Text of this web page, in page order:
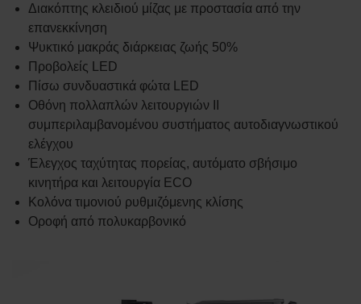
Διακόπτης κλειδιού μίζας με προστασία από την
επανεκκίνηση
Ψυκτικό μακράς διάρκειας ζωής 50%
Προβολείς LED
Πίσω συνδυαστικά φώτα LED
Οθόνη πολλαπλών λειτουργιών II
συμπεριλαμβανομένου συστήματος αυτοδιαγνωστικού
ελέγχου
Έλεγχος ταχύτητας πορείας, αυτόματο σβήσιμο
κινητήρα και λειτουργία ECO
Κολόνα τιμονιού ρυθμιζόμενης κλίσης
Οροφή από πολυκαρβονικό